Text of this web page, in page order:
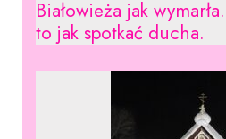
Białowieża jak
to jak spotkać ducha.